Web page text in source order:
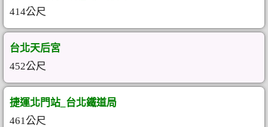
414公尺
台北天后宮
452公尺
捷運北門站_台北鐵道局
461公尺